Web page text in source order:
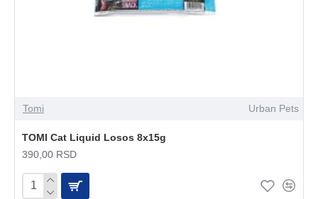
Tomi Urban Pets
TOMI Cat Liquid Losos 8x15g
390,00 RSD